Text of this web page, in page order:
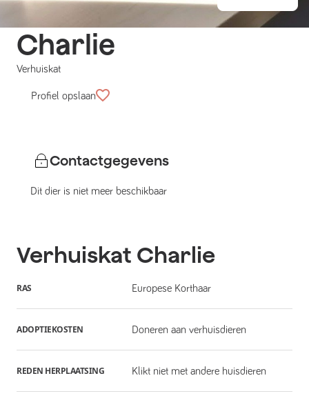
Charlie
Verhuiskat
Profiel opslaan
Contactgegevens
Dit dier is niet meer beschikbaar
Verhuiskat Charlie
RAS Europese Korthaar
ADOPTIEKOSTEN Doneren aan verhuisdieren
REDEN HERPLAATSING Klikt niet met andere huisdieren